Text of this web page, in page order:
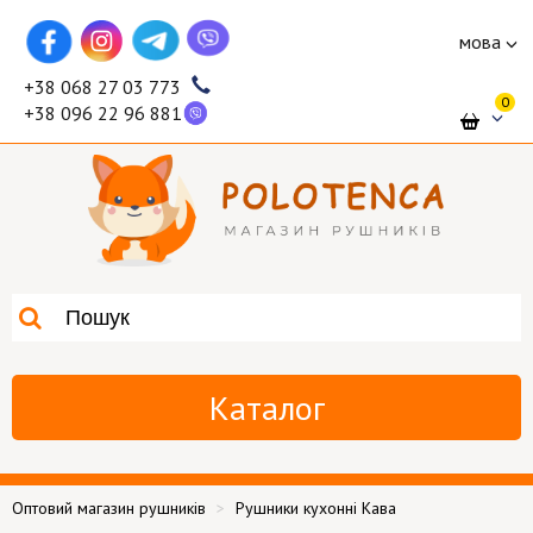
мова
+38 068 27 03 773
+38 096 22 96 881
0
Каталог
Оптовий магазин рушників Рушники кухонні Кава